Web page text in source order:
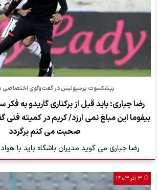
پیشکسوت پرسپولیس در گفت‌وگوی اختصاصی با
رضا جباری: باید قبل از برکناری گاریدو به
بیفوما این مبلغ نمی ارزد/ کریم در کمیته فنی
صحبت می کنم برگردد
رضا جباری می گوید مدیران باشگاه باید با
۳ آذر ۱۴۰۳